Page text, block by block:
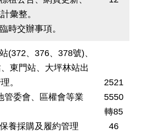
彙整。
時交辦事項。
(372、376、378號)、
東門站、大坪林站出
。
管委會、區權會等業
養採購及履約管理
2521
5550
轉85
46